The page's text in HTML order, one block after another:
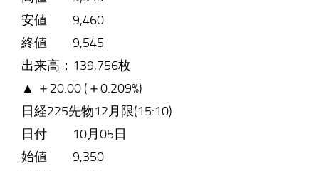
安値 9,460
終値 9,545
出来高：139,756枚
▲ ＋20.00 (＋0.209%)
日経225先物12月限(15:10)
日付 10月05日
始値 9,350